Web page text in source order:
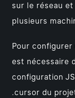
sur le réseau
plusieurs
Pour configurer
est nécessaire
configuration
.cursor du